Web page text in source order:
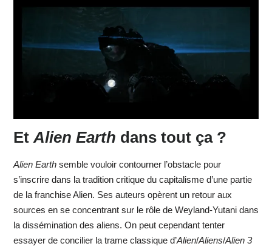
Et Alien Earth dans tout ça ?
Alien Earthsemble vouloir contourner l’obstacle pour
s’inscrire dans la tradition critique du capitalisme d’une partie
de la franchise Alien. Ses auteurs opèrent un retour aux
sources en se concentrant sur le rôle de Weyland-Yutani dans
la dissémination des aliens. On peut cependant tenter
essayer de concilier la trame classique d’Alien/Aliens/Alien 3